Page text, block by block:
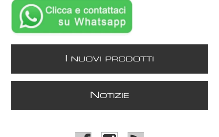
NUOVI PRODOTTI
N OTIZIE